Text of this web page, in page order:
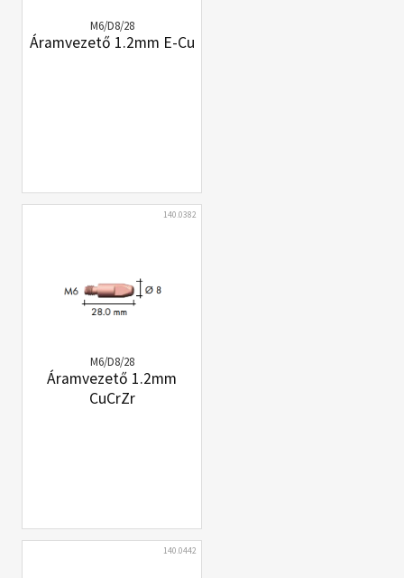
M6/D8/28
Áramvezető 1.2mm E-Cu
140.0382
M6/D8/28
Áramvezető 1.2mm
CuCrZr
140.0442